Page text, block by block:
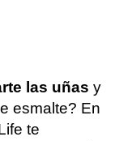
las uñas y
esmalte? En
te